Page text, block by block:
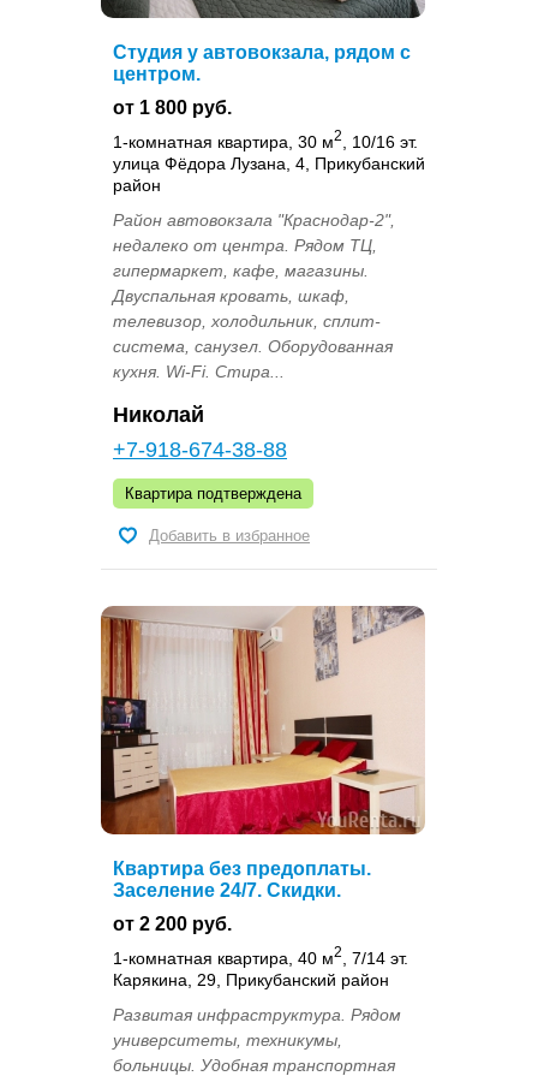
Студия у автовокзала, рядом с
центром.
от 1 800 руб.
1-комнатная квартира, 30 м2
, 10/16 эт.
улица Фёдора Лузана, 4, Прикубанский
район
Район автовокзала "Краснодар-2",
недалеко от центра. Рядом ТЦ,
гипермаркет, кафе, магазины.
Двуспальная кровать, шкаф,
телевизор, холодильник, сплит-
система, санузел. Оборудованная
кухня. Wi-Fi. Стира...
Николай
+7-918-674-38-88
Квартира подтверждена
Добавить в избранное
Квартира без предоплаты.
Заселение 24/7. Скидки.
от 2 200 руб.
1-комнатная квартира, 40 м2
, 7/14 эт.
Карякина, 29, Прикубанский район
Развитая инфраструктура. Рядом
университеты, техникумы,
больницы. Удобная транспортная